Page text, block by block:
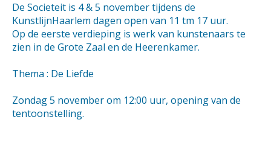
De Societeit is 4 & 5 november tijdens de
KunstlijnHaarlem dagen open van 11 tm 17 uur.
Op de eerste verdieping is werk van kunstenaars te
zien in de Grote Zaal en de Heerenkamer.
Thema : De Liefde
Zondag 5 november om 12:00 uur, opening van de
tentoonstelling.